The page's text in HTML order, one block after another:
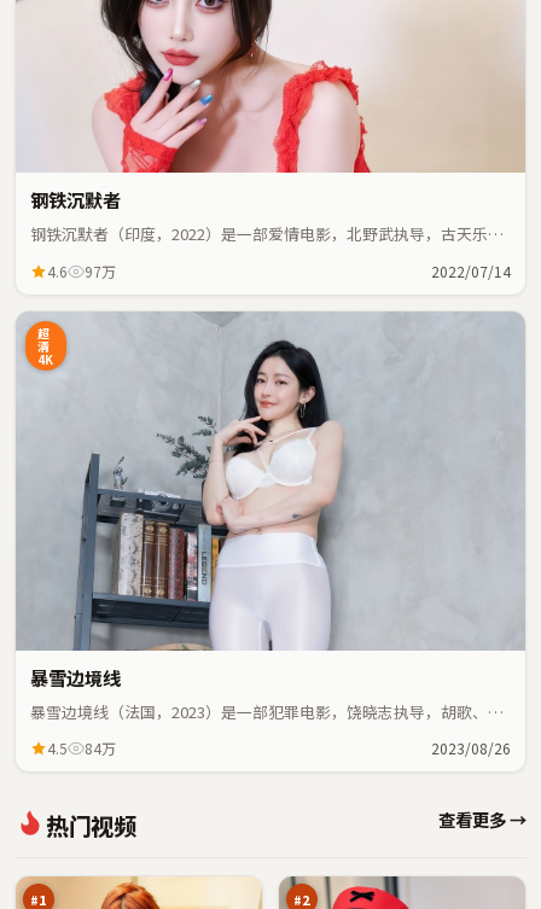
钢铁沉默者
钢铁沉默者（印度，2022）是一部爱情电影，北野武执导，古天乐、
4.6 97万 2022/07/14
超
清
4K
暴雪边境线
暴雪边境线（法国，2023）是一部犯罪电影，饶晓志执导，胡歌、梁
4.5 84万 2023/08/26
热门视频 查看更多 →
#1
电
暗 98
#2
者